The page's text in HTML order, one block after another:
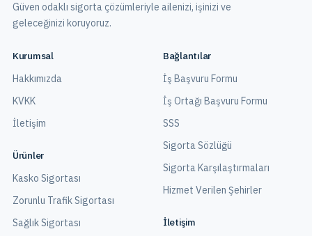
Güven odaklı sigorta çözümleriyle ailenizi, işinizi ve
geleceğinizi koruyoruz.
Kurumsal
Hakkımızda
KVKK
İletişim
Ürünler
Kasko Sigortası
Zorunlu Trafik Sigortası
Sağlık Sigortası
Bağlantılar
İş Başvuru Formu
İş Ortağı Başvuru Formu
SSS
Sigorta Sözlüğü
Sigorta Karşılaştırmaları
Hizmet Verilen Şehirler
İletişim